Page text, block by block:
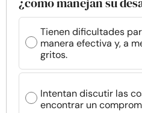
Tienen dificultades
manera efectiva y, a
gritos.
Intentan discutir las
encontrar un